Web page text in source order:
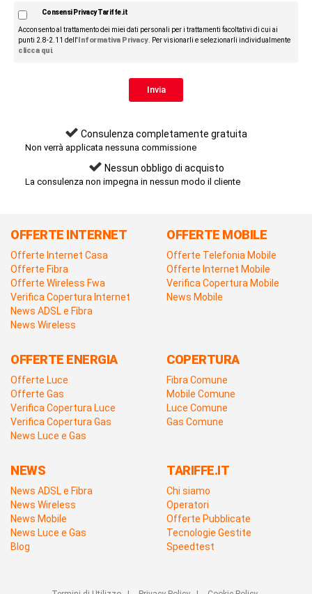
Consensi Privacy Tariffe.it
Acconsento al trattamento dei miei dati personali per i trattamenti facoltativi di cui ai
punti 2.8-2.11 dell' Informativa Privacy. Per visionarli e selezionarli individualmente
clicca qui.
Consulenza completamente gratuita
Non verrà applicata nessuna commissione
Nessun obbligo di acquisto
La consulenza non impegna in nessun modo il cliente
OFFERTE INTERNET
Offerte Internet Casa
Offerte Fibra
Offerte Wireless Fwa
Verifica Copertura Internet
News ADSL e Fibra
News Wireless
OFFERTE MOBILE
Offerte Telefonia Mobile
Offerte Internet Mobile
Verifica Copertura Mobile
News Mobile
OFFERTE ENERGIA
Offerte Luce
Offerte Gas
Verifica Copertura Luce
Verifica Copertura Gas
News Luce e Gas
COPERTURA
Fibra Comune
Mobile Comune
Luce Comune
Gas Comune
NEWS
News ADSL e Fibra
News Wireless
News Mobile
News Luce e Gas
Blog
TARIFFE.IT
Chi siamo
Operatori
Offerte Pubblicate
Tecnologie Gestite
Speedtest